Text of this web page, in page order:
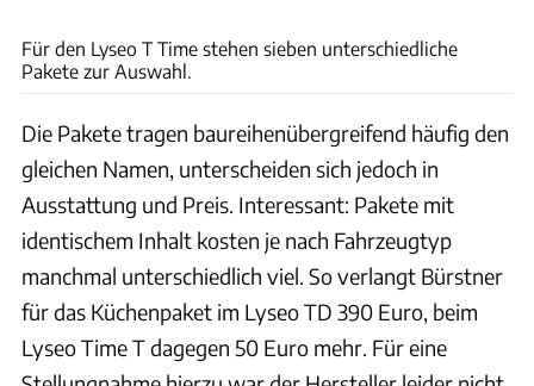
Für den Lyseo T Time stehen sieben unterschiedliche
Pakete zur Auswahl.
Die Pakete tragen baureihenübergreifend häufig den
gleichen Namen, unterscheiden sich jedoch in
Ausstattung und Preis. Interessant: Pakete mit
identischem Inhalt kosten je nach Fahrzeugtyp
manchmal unterschiedlich viel. So verlangt Bürstner
für das Küchenpaket im Lyseo TD 390 Euro, beim
Lyseo Time T dagegen 50 Euro mehr. Für eine